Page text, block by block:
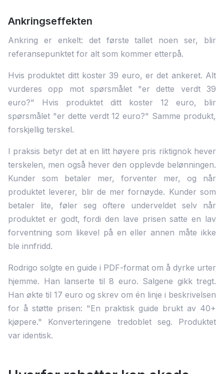
Ankringseffekten
Ankring er enkelt: det første tallet noen ser, blir
referansepunktet for alt som kommer etterpå.
Hvis produktet ditt koster 39 euro, er det ankeret. Alt
vurderes opp mot spørsmålet "er dette verdt 39
euro?" Hvis produktet ditt koster 12 euro, blir
spørsmålet "er dette verdt 12 euro?" Samme produkt,
forskjellig terskel.
I praksis betyr det at en litt høyere pris riktignok hever
terskelen, men også hever den opplevde belønningen.
Kunder som betaler mer, forventer mer, og når
produktet leverer, blir de mer fornøyde. Kunder som
betaler lite, føler seg oftere underveldet selv når
produktet er godt, fordi den lave prisen satte en lav
forventning som likevel på en eller annen måte ikke
ble innfridd.
Rodrigo solgte en guide i PDF-format om å dyrke urter
hjemme. Han lanserte til 8 euro. Salgene gikk tregt.
Han økte til 17 euro og skrev om én linje i beskrivelsen
for å støtte prisen: "En praktisk guide brukt av 40+
kjøpere." Konverteringene tredoblet seg. Produktet
var identisk.